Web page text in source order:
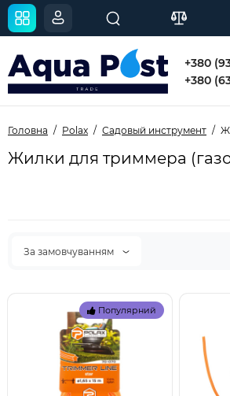
+380
+380
Головна Polax Садовый инструмент
Жилки для триммера
За замовчуванням
Популярний